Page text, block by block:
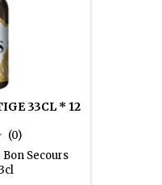
33CL * 12
(0)
Secours